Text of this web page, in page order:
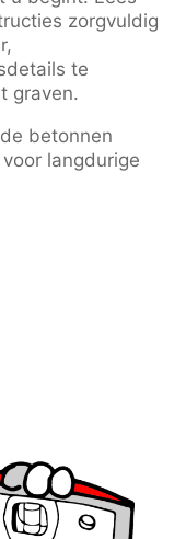
zorgvuldig
te
graven.
betonnen
langdurige